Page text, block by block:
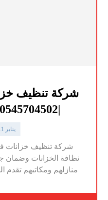
شركة تنظيف
|0545704502| عزل وتعقيم
يناير 11, 2025
شركة تنظيف خزانات
نظافة الخزانات وضمان
منازلهم ومكاتبهم تقدم